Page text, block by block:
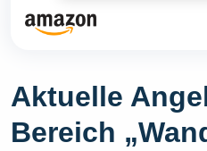
Aktuelle
Bereich